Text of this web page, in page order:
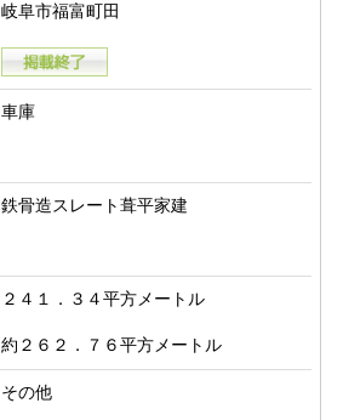
岐阜市福富町田
車庫
鉄骨造スレート葺平家建
２４１．３４平方メートル
約２６２．７６平方メートル
その他